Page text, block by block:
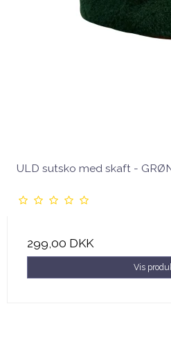
ULD sutsko med skaft -
299,00 DKK
Vis